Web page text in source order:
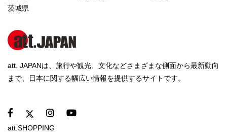
茨城県
att. JAPANは、旅行や観光、文化などさまざまな側面から最新動向
まで、日本に関する幅広い情報を提供するサイトです。
att.SHOPPING